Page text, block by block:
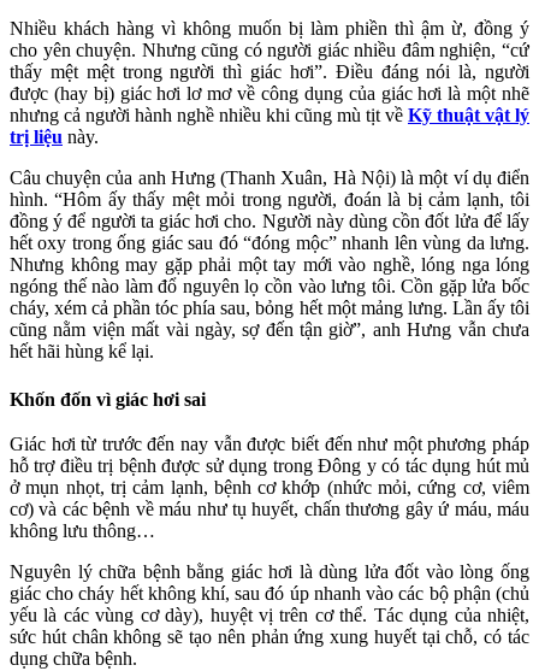
Nhiều khách hàng vì không muốn bị làm phiền thì ậm ừ, đồng ý
cho yên chuyện. Nhưng cũng có người giác nhiều đâm nghiện, “cứ
thấy mệt mệt trong người thì giác hơi”. Điều đáng nói là, người
được (hay bị) giác hơi lơ mơ về công dụng của giác hơi là một nhẽ
nhưng cả người hành nghề nhiều khi cũng mù tịt về Kỹ thuật vật lý
trị liệu này.
Câu chuyện của anh Hưng (Thanh Xuân, Hà Nội) là một ví dụ điển
hình. “Hôm ấy thấy mệt mỏi trong người, đoán là bị cảm lạnh, tôi
đồng ý để người ta giác hơi cho. Người này dùng cồn đốt lửa để lấy
hết oxy trong ống giác sau đó “đóng mộc” nhanh lên vùng da lưng.
Nhưng không may gặp phải một tay mới vào nghề, lóng nga lóng
ngóng thế nào làm đổ nguyên lọ cồn vào lưng tôi. Cồn gặp lửa bốc
cháy, xém cả phần tóc phía sau, bỏng hết một mảng lưng. Lần ấy tôi
cũng nằm viện mất vài ngày, sợ đến tận giờ”, anh Hưng vẫn chưa
hết hãi hùng kể lại.
Khốn đốn vì giác hơi sai
Giác hơi từ trước đến nay vẫn được biết đến như một phương pháp
hỗ trợ điều trị bệnh được sử dụng trong Đông y có tác dụng hút mủ
ở mụn nhọt, trị cảm lạnh, bệnh cơ khớp (nhức mỏi, cứng cơ, viêm
cơ) và các bệnh về máu như tụ huyết, chấn thương gây ứ máu, máu
không lưu thông…
Nguyên lý chữa bệnh bằng giác hơi là dùng lửa đốt vào lòng ống
giác cho cháy hết không khí, sau đó úp nhanh vào các bộ phận (chủ
yếu là các vùng cơ dày), huyệt vị trên cơ thể. Tác dụng của nhiệt,
sức hút chân không sẽ tạo nên phản ứng xung huyết tại chỗ, có tác
dụng chữa bệnh.